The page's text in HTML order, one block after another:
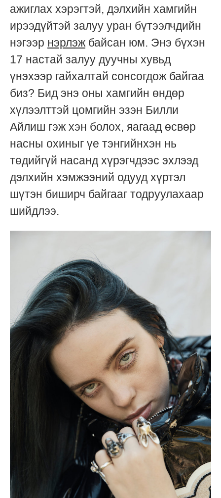
ажиглах хэрэгтэй, дэлхийн хамгийн
ирээдүйтэй залуу уран бүтээлчдийн
нэгээр нэрлэж байсан юм. Энэ бүхэн
17 настай залуу дуучны хувьд
үнэхээр гайхалтай сонсогдож байгаа
биз? Бид энэ оны хамгийн өндөр
хүлээлттэй цомгийн эзэн Билли
Айлиш гэж хэн болох, яагаад өсвөр
насны охиныг үе тэнгийнхэн нь
төдийгүй насанд хүрэгчдээс эхлээд
дэлхийн хэмжээний одууд хүртэл
шүтэн биширч байгааг тодруулахаар
шийдлээ.